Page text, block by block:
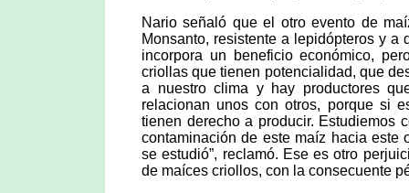
Nario señaló que el otro evento de
Monsanto, resistente a lepidópteros y
incorpora un beneficio económico,
criollas que tienen potencialidad, que
a nuestro clima y hay productores
relacionan unos con otros, porque si
tienen derecho a producir. Estudiemos
contaminación de este maíz hacia este
se estudió”, reclamó. Ese es otro
de maíces criollos, con la consecuente